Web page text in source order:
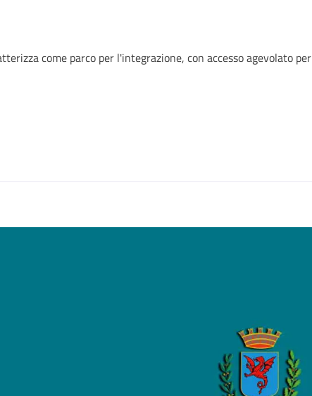
come parco per l'integrazione, con accesso agevolato per